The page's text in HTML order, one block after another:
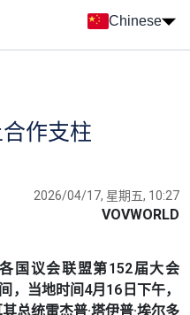
Chinese
作支柱
2026/04/17, 星期五, 10:27
VOVWORLD
国议会联盟第152届大会
，当地时间4月16日下午，
总统雷杰普·塔伊普·埃尔多